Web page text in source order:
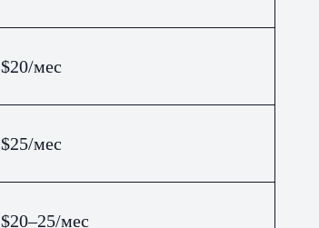
$20/мес
$25/мес
$20–25/мес